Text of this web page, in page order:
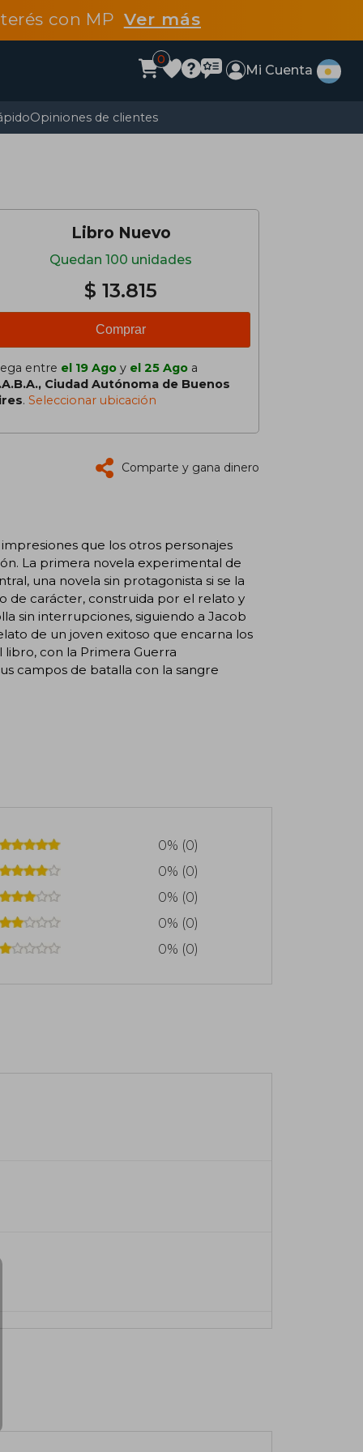
con MP Ver más
0
Mi Cuenta
Opiniones de clientes
Libro Nuevo
Quedan 100 unidades
$ 13.815
Comprar
entre el 19 Ago y el 25 Ago a
Ciudad Autónoma de Buenos
. Seleccionar ubicación
Comparte y gana dinero
que los otros personajes
La primera novela experimental de
una novela sin protagonista si se la
de carácter, construida por el relato y
sin interrupciones, siguiendo a Jacob
de un joven exitoso que encarna los
con la Primera Guerra
campos de batalla con la sangre
0% (0)
0% (0)
0% (0)
0% (0)
0% (0)